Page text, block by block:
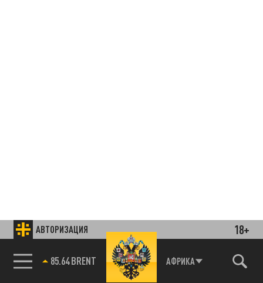
АВТОРИЗАЦИЯ 18+
85.64 BRENT АФРИКА